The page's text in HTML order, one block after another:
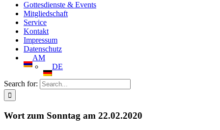
Gottesdienste & Events
Mitgliedschaft
Service
Kontakt
Impressum
Datenschutz
AM
DE
Search for:
Wort zum Sonntag am 22.02.2020